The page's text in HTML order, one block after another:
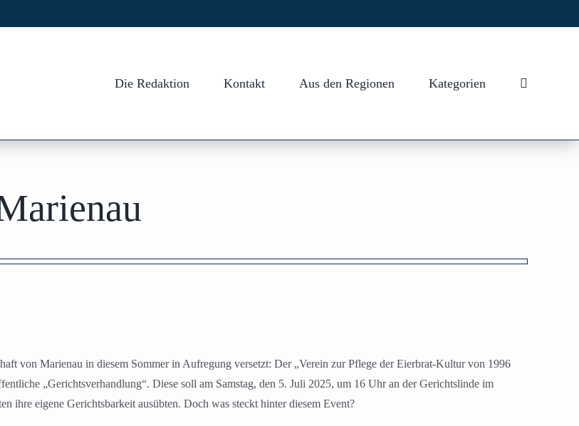
Die Redaktion Kontakt Aus den Regionen Kategorien
von Marienau in diesem Sommer in Aufregung versetzt: Der „Verein zur Pflege der Eierbrat-Kultur von 1996
„Gerichtsverhandlung“. Diese soll am Samstag, den 5. Juli 2025, um 16 Uhr an der Gerichtslinde im
ihre eigene Gerichtsbarkeit ausübten. Doch was steckt hinter diesem Event?